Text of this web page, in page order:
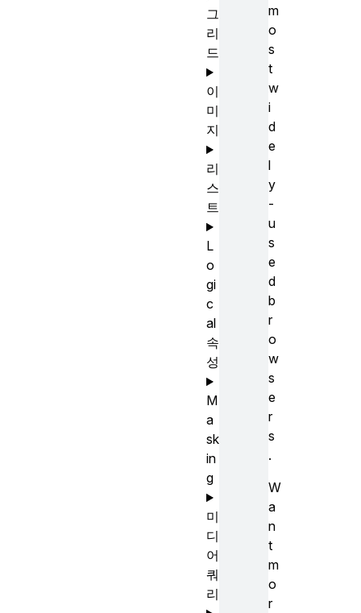
m
o
s
t
w
i
d
e
l
y
-
u
s
e
d
b
r
o
w
s
e
r
s
.
W
a
n
t
m
o
r
그
리
드
이
미
지
리
스
트
L
o
gi
c
al
속
성
M
a
sk
in
g
미
디
어
쿼
리